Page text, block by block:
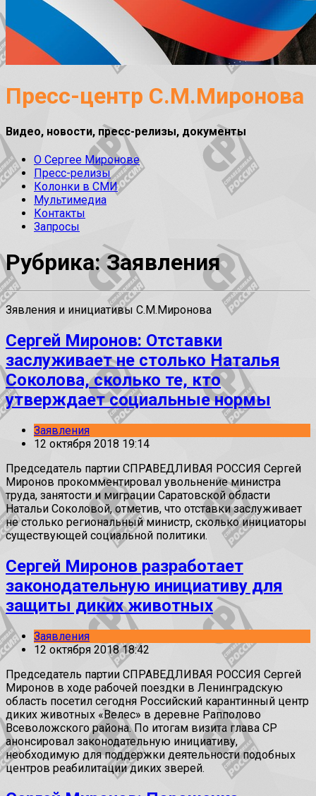
Пресс-центр С.М.Миронова
Видео, новости, пресс-релизы, документы
О Сергее Миронове
Пресс-релизы
Колонки в СМИ
Мультимедиа
Контакты
Запросы
Рубрика: Заявления
Зявления и инициативы С.М.Миронова
Сергей Миронов: Отставки
заслуживает не столько Наталья
Соколова, сколько те, кто
утверждает социальные нормы
Заявления
12 октября 2018 19:14
Председатель партии СПРАВЕДЛИВАЯ РОССИЯ Сергей
Миронов прокомментировал увольнение министра
труда, занятости и миграции Саратовской области
Натальи Соколовой, отметив, что отставки заслуживает
не столько региональный министр, сколько инициаторы
существующей социальной политики.
Сергей Миронов разработает
законодательную инициативу для
защиты диких животных
Заявления
12 октября 2018 18:42
Председатель партии СПРАВЕДЛИВАЯ РОССИЯ Сергей
Миронов в ходе рабочей поездки в Ленинградскую
область посетил сегодня Российский карантинный центр
диких животных «Велес» в деревне Рапполово
Всеволожского района. По итогам визита глава СР
анонсировал законодательную инициативу,
необходимую для поддержки деятельности подобных
центров реабилитации диких зверей.